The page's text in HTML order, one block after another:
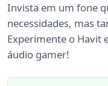
Invista em um fone
necessidades, mas
Experimente o Havit
áudio gamer!